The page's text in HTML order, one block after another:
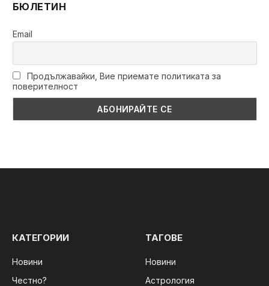
БЮЛЕТИН
Email
Продължавайки, Вие приемате политиката за
поверителност
КАТЕГОРИИ
Новини
Честно?
ТАГОВЕ
Новини
Астрология